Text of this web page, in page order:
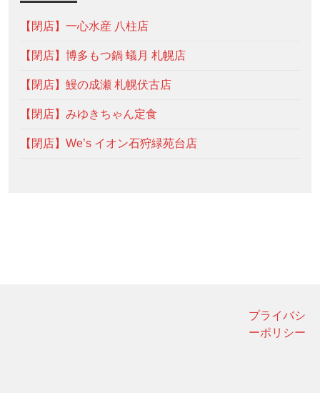
【閉店】一心水産 八柱店
【閉店】博多もつ鍋 蟻月 札幌店
【閉店】鰻の成瀬 札幌伏古店
【閉店】みゆきちゃん定食
【閉店】We’s イオン石狩緑苑台店
プライバシ
ーポリシー